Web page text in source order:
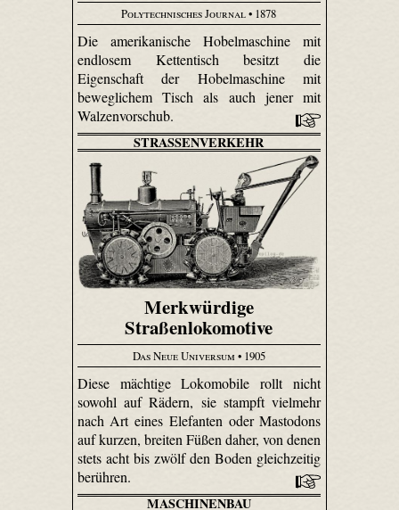
Polytechnisches Journal• 1878
Die amerikanische Hobelmaschine mit
endlosem Kettentisch besitzt die
Eigenschaft der Hobelmaschine mit
beweglichem Tisch als auch jener mit
Walzenvorschub.
STRASSENVERKEHR
Merkwürdige
Straßenlokomotive
Das Neue Universum • 1905
Diese mächtige Loko­mobile rollt nicht
sowohl auf Rädern, sie stampft vielmehr
nach Art eines Elefanten oder Mastodons
auf kurzen, breiten Füßen daher, von denen
stets acht bis zwölf den Boden gleichzeitig
berühren.
MASCHINENBAU